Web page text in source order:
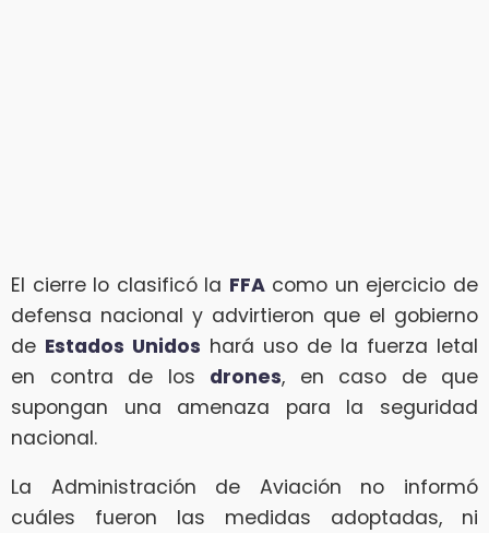
El cierre lo clasificó la FFAcomo un ejercicio de
defensa nacional y advirtieron que el gobierno
de Estados Unidos hará uso de la fuerza letal
en contra de los drones, en caso de que
supongan una amenaza para la seguridad
nacional.
La Administración de Aviación no informó
cuáles fueron las medidas adoptadas, ni